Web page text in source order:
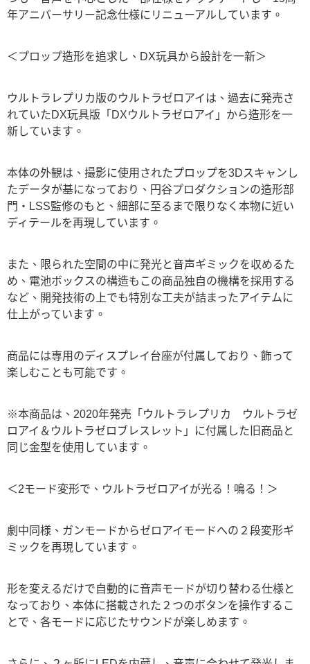
年アニバーサリー記念仕様にリニューアルしています。
＜プロップ造形を追求し、DX玩具から設計を一新＞
ウルトラレプリカ版のウルトラゼロアイは、過去に発売さ
れていたDX玩具版「DXウルトラゼロアイ」から造形を一
新しています。
本体の外観は、撮影に使用されたプロップを3Dスキャンし
たデータが基になっており、円谷プロダクションの造形部
門・LSS監修のもと、細部に至るまで限りなく本物に近い
ディテールを再現しています。
また、限られた空間の中に発光と音声ギミックを収めるた
め、電池ボックスの構造もこの商品独自の機構を採用する
など、開発技術の上でも特別な工夫が詰まったアイテムに
仕上がっています。
商品には専用のディスプレイ台座が付属しており、飾って
楽しむことも可能です。
※本商品は、2020年発売「ウルトラレプリカ ウルトラゼ
ロアイ＆ウルトラゼロブレスレット」に付属した旧商品と
同じ金型を使用しています。
＜2モード変形で、ウルトラゼロアイが光る！鳴る！＞
劇中同様、ガンモードからゼロアイモードへの２段変形ギ
ミックを再現しています。
形を変えるだけで自動的に音声モードが切り替わる仕様と
なっており、本体に搭載された２つのボタンを操作するこ
とで、各モードに応じたサウンドが楽しめます。